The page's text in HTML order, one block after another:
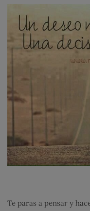
Te paras a pensar y